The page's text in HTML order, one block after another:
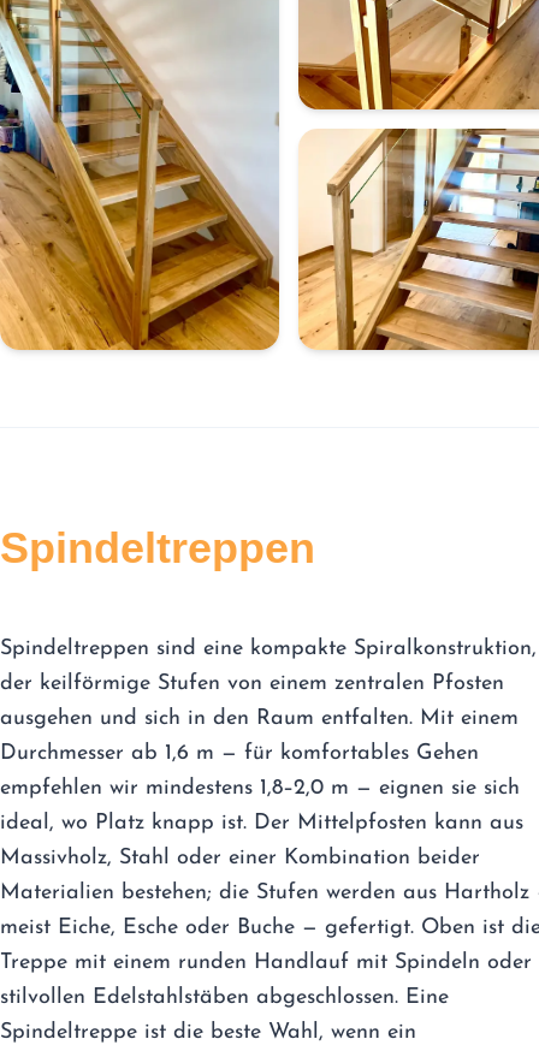
Spindeltreppen
Spindeltreppen sind eine kompakte
der keilförmige Stufen von einem zentralen Pfosten
ausgehen und sich in den Raum entfalten. Mit einem
Durchmesser ab 1,6 m — für komfortables Gehen
empfehlen wir mindestens 1,8–2,0 m — eignen sie sich
ideal, wo Platz knapp ist. Der Mittelpfosten kann aus
Massivholz, Stahl oder einer Kombination beider
Materialien bestehen; die Stufen werden aus Hartholz
meist Eiche, Esche oder Buche — gefertigt. Oben ist
Treppe mit einem runden Handlauf mit Spindeln oder
stilvollen Edelstahlstäben abgeschlossen. Eine
Spindeltreppe ist die beste Wahl, wenn ein